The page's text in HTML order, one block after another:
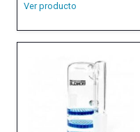
Ver producto